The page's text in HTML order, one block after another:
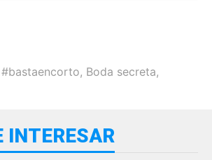
#bastaencorto, Boda secreta,
INTERESAR